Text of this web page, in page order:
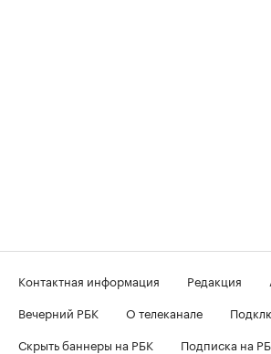
Контактная информация Редакция
Вечерний РБК
О телеканале
Скрыть баннеры на РБК
Подписка на